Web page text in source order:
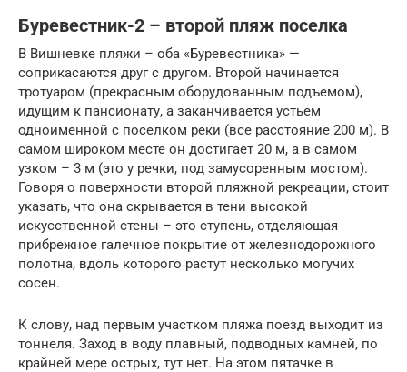
Буревестник-2 – второй пляж поселка
В Вишневке пляжи – оба «Буревестника» —
соприкасаются друг с другом. Второй начинается
тротуаром (прекрасным оборудованным подъемом),
идущим к пансионату, а заканчивается устьем
одноименной с поселком реки (все расстояние 200 м). В
самом широком месте он достигает 20 м, а в самом
узком – 3 м (это у речки, под замусоренным мостом).
Говоря о поверхности второй пляжной рекреации, стоит
указать, что она скрывается в тени высокой
искусственной стены – это ступень, отделяющая
прибрежное галечное покрытие от железнодорожного
полотна, вдоль которого растут несколько могучих
сосен.
К слову, над первым участком пляжа поезд выходит из
тоннеля. Заход в воду плавный, подводных камней, по
крайней мере острых, тут нет. На этом пятачке в